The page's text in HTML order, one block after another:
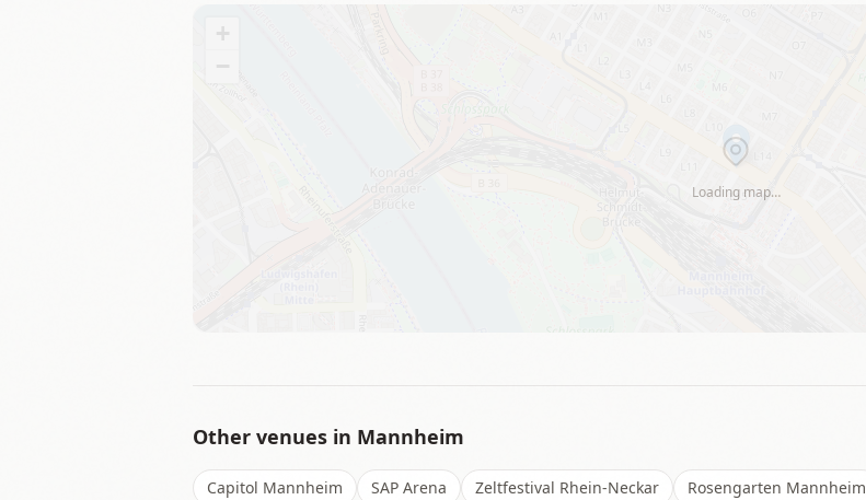
Loading map…
Other venues in Mannheim
Capitol Mannheim SAP Arena Zeltfestival Rhein-Neckar Rosengarten Mannheim